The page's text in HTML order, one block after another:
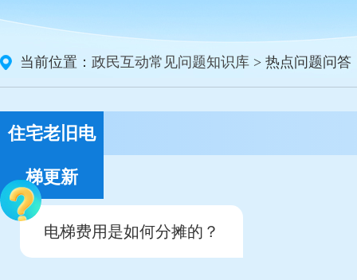
当前位置： 政民互动常见问题知识库 > 热点问题问答
住宅老旧电
梯更新
电梯费用是如何分摊的？